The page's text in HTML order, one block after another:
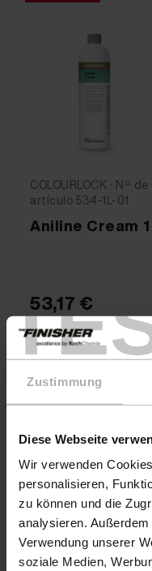
Zustimmung
Diese Webseite
Wir verwenden
personalisieren,
zu können und die
analysieren.
Verwendung unserer
soziale Medien,
COLOURLOCK · Nº de
artículo 534-1L-01
Aniline Cream
53,17 €